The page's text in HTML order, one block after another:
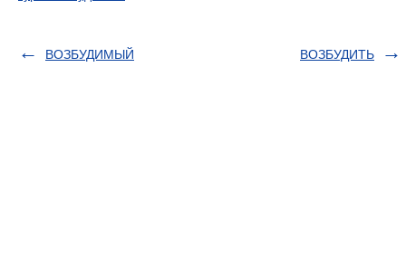
ВОЗБУДИМЫЙ ВОЗБУДИТЬ